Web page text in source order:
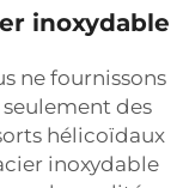
inoxydable
ne fournissons
seulement des
hélicoïdaux
inoxydable